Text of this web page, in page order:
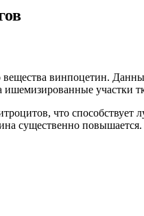
винпоцетин.
ишемизированные участки
что
существенно повышается.